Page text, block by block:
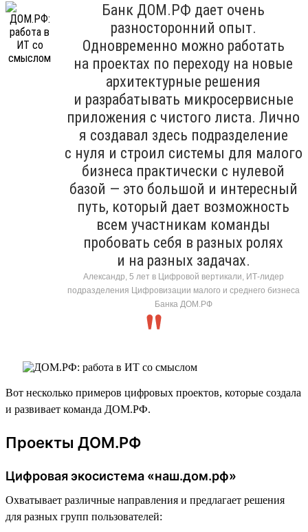
Банк ДОМ.РФ дает очень
разносторонний опыт.
Одновременно можно работать
на проектах по переходу на новые
архитектурные решения
и разрабатывать микросервисные
приложения с чистого листа. Лично
я создавал здесь подразделение
с нуля и строил системы для малого
бизнеса практически с нулевой
базой — это большой и интересный
путь, который дает возможность
всем участникам команды
пробовать себя в разных ролях
и на разных задачах.
Александр, 5 лет в Цифровой вертикали, ИТ-лидер
подразделения Цифровизации малого и среднего бизнеса
Банка ДОМ.РФ
Вот несколько примеров цифровых проектов, которые создала
и развивает команда ДОМ.РФ.
Проекты ДОМ.РФ
Цифровая экосистема «наш.дом.рф»
Охватывает различные направления и предлагает решения
для разных групп пользователей: